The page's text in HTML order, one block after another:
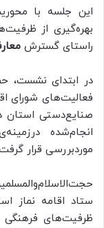
این جلسه با
بهره‌گیری از
راستای گسترش
در ابتدای نشست،
فعالیت‌های شورای
صنایع‌دستی استان
انجام‌شده
موردبررسی قرار
ستاد اقامه نماز
ظرفیت‌های فرهنگی